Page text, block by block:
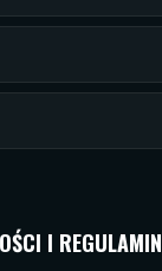
I REGULAMIN